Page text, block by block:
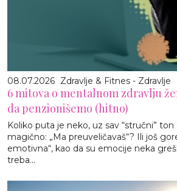
08.07.2026 Zdravlje & Fitnes - Zdravlje
6 mitova o mentalnom zdravlju
da penzionišemo (hitno)
Koliko puta je neko, uz sav “stručni”
magično: „Ma preuveličavaš“? Ili još
emotivna“, kao da su emocije neka
treba...